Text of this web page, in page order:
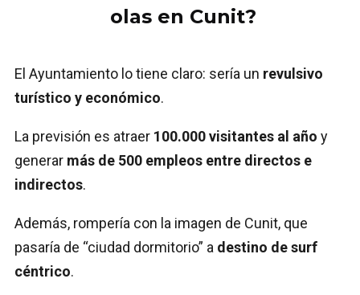
olas en Cunit?
El Ayuntamiento lo tiene claro: sería un revulsivo
turístico y económico.
La previsión es atraer 100.000 visitantes al año y
generar más de 500 empleos entre directos e
indirectos.
Además, rompería con la imagen de Cunit, que
pasaría de “ciudad dormitorio” a destino de surf
céntrico.